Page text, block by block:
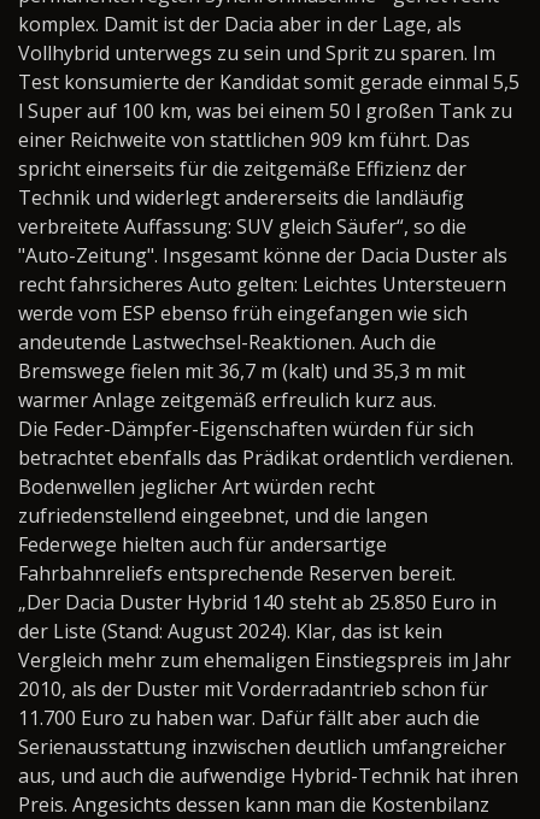
komplex. Damit ist der Dacia aber in der Lage, als
Vollhybrid unterwegs zu sein und Sprit zu sparen. Im
Test konsumierte der Kandidat somit gerade einmal 5,5
l Super auf 100 km, was bei einem 50 l großen Tank zu
einer Reichweite von stattlichen 909 km führt. Das
spricht einerseits für die zeitgemäße Effizienz der
Technik und widerlegt andererseits die landläufig
verbreitete Auffassung: SUV gleich Säufer“, so die
"Auto-Zeitung". Insgesamt könne der Dacia Duster als
recht fahrsicheres Auto gelten: Leichtes Untersteuern
werde vom ESP ebenso früh eingefangen wie sich
andeutende Lastwechsel-Reaktionen. Auch die
Bremswege fielen mit 36,7 m (kalt) und 35,3 m mit
warmer Anlage zeitgemäß erfreulich kurz aus.
Die Feder-Dämpfer-Eigenschaften würden für sich
betrachtet ebenfalls das Prädikat ordentlich verdienen.
Bodenwellen jeglicher Art würden recht
zufriedenstellend eingeebnet, und die langen
Federwege hielten auch für andersartige
Fahrbahnreliefs entsprechende Reserven bereit.
„Der Dacia Duster Hybrid 140 steht ab 25.850 Euro in
der Liste (Stand: August 2024). Klar, das ist kein
Vergleich mehr zum ehemaligen Einstiegspreis im Jahr
2010, als der Duster mit Vorderradantrieb schon für
11.700 Euro zu haben war. Dafür fällt aber auch die
Serienausstattung inzwischen deutlich umfangreicher
aus, und auch die aufwendige Hybrid-Technik hat ihren
Preis. Angesichts dessen kann man die Kostenbilanz